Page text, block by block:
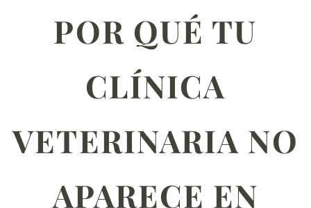
POR QUÉ TU
CLÍNICA
VETERINARIA NO
APARECE EN